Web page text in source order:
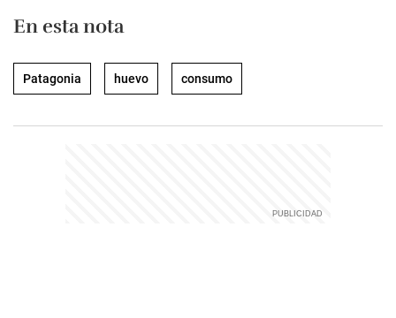
En esta nota
Patagonia huevo consumo